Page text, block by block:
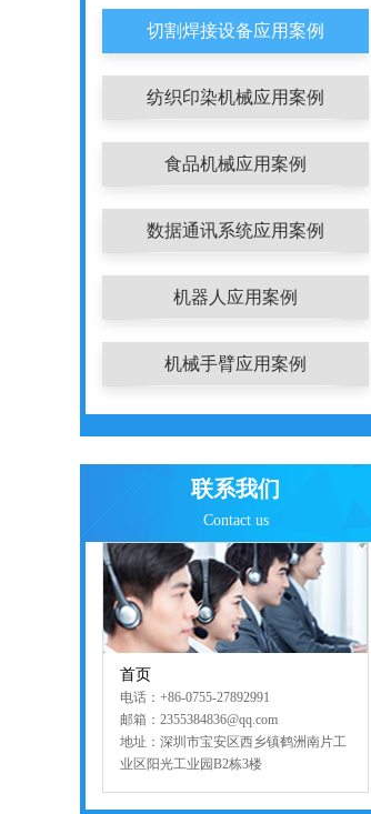
切割焊接设备应用案例
纺织印染机械应用案例
食品机械应用案例
数据通讯系统应用案例
机器人应用案例
机械手臂应用案例
联系我们
Contact us
首页
电话：+86-0755-27892991
邮箱：2355384836@qq.com
地址：深圳市宝安区西乡镇鹤洲南片工
业区阳光工业园B2栋3楼